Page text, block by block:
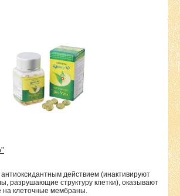
действием (инактивируют
разрушающие структуру клетки), оказывают
на клеточные мембраны.